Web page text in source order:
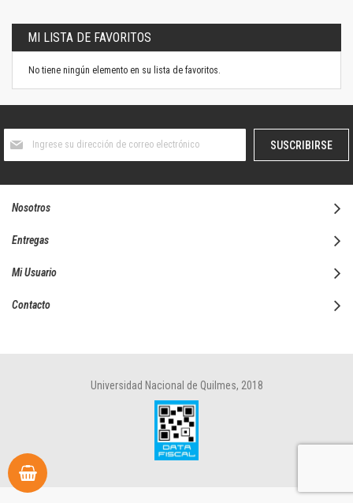
MI LISTA DE FAVORITOS
No tiene ningún elemento en su lista de favoritos.
boletín
SUSCRIBIRSE
Nosotros
Entregas
Mi Usuario
Contacto
Universidad Nacional de Quilmes, 2018